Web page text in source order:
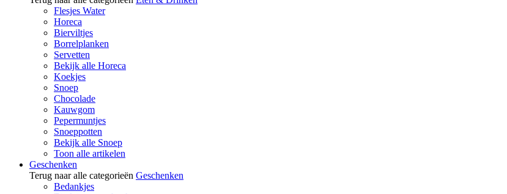
Flesjes Water
Horeca
Bierviltjes
Borrelplanken
Servetten
Bekijk alle Horeca
Koekjes
Snoep
Chocolade
Kauwgom
Pepermuntjes
Snoeppotten
Bekijk alle Snoep
Toon alle artikelen
Geschenken
Terug naar alle categorieën Geschenken
Bedankjes